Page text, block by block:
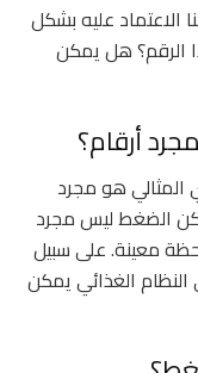
يمكننا الاعتماد عليه بشكل
الرقم؟ هل يمكن
هو مجرد
على أرقام ثابتة 120/80. لكن الضغط ليس مجرد
معينة. على سبيل
النظام الغذائي يمكن